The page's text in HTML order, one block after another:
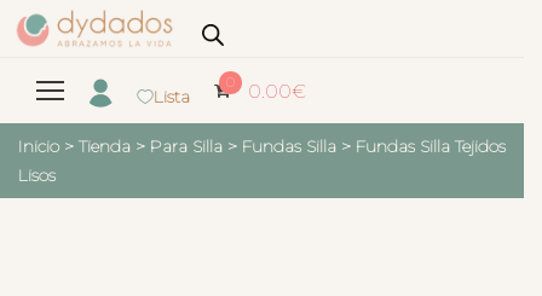
Lista
0 0.00€
Inicio > Tienda > Para Silla > Fundas Silla > Fundas Silla Tejidos
Lisos